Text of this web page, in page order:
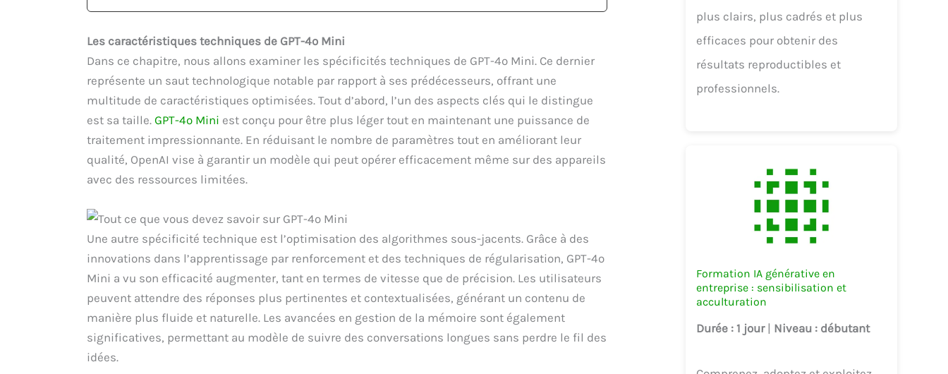
Les caractéristiques techniques de GPT-4o Mini
Dans ce chapitre, nous allons examiner les spécificités techniques de GPT-4o Mini. Ce dernier
représente un saut technologique notable par rapport à ses prédécesseurs, offrant une
multitude de caractéristiques optimisées. Tout d’abord, l’un des aspects clés qui le distingue
est sa taille. GPT-4o Mini est conçu pour être plus léger tout en maintenant une puissance de
traitement impressionnante. En réduisant le nombre de paramètres tout en améliorant leur
qualité, OpenAI vise à garantir un modèle qui peut opérer efficacement même sur des appareils
avec des ressources limitées.
Une autre spécificité technique est l’optimisation des algorithmes sous-jacents. Grâce à des
innovations dans l’apprentissage par renforcement et des techniques de régularisation, GPT-4o
Mini a vu son efficacité augmenter, tant en termes de vitesse que de précision. Les utilisateurs
peuvent attendre des réponses plus pertinentes et contextualisées, générant un contenu de
manière plus fluide et naturelle. Les avancées en gestion de la mémoire sont également
significatives, permettant au modèle de suivre des conversations longues sans perdre le fil des
idées.
plus clairs, plus cadrés et plus
efficaces pour obtenir des
résultats reproductibles et
professionnels.
Formation IA générative en
entreprise : sensibilisation et
acculturation
Durée : 1 jour | Niveau : débutant